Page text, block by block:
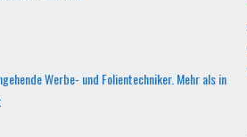
Werbe- und Folientechniker. Mehr als in